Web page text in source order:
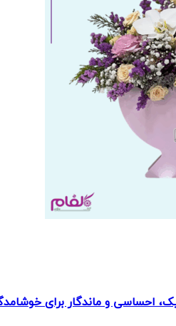
احساسی و ماندگار برای